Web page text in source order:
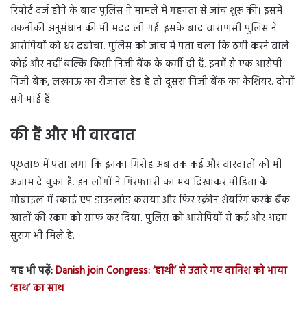
रिपोर्ट दर्ज होने के बाद पुलिस ने मामले में गहनता से जांच शुरू की। इसमें
तकनीकी अनुसंधान की भी मदद ली गई. इसके बाद वाराणसी पुलिस ने
आरोपियों को धर दबोचा. पुलिस को जांच में पता चला कि ठगी करने वाले
कोई और नहीं बल्कि किसी निजी बैंक के कर्मी ही हैं. इनमें से एक आरोपी
निजी बैंक, लखनऊ का रीजनल हेड है तो दूसरा निजी बैंक का कैशियर. दोनों
सगे भाई हैं.
की हैं और भी वारदात
पूछताछ में पता लगा कि इनका गिरोह अब तक कई और वारदातों को भी
अंजाम दे चुका है. इन लोगों ने गिरफ्तारी का भय दिखाकर पीड़िता के
मोबाइल में स्काई एप डाउनलोड कराया और फिर स्क्रीन शेयरिंग करके बैंक
खातों की रकम को साफ कर दिया. पुलिस को आरोपियों से कई और अहम
सुराग भी मिले हैं.
यह भी पढ़ें:Danish join Congress: ‘हाथी’ से उतारे गए दानिश को भाया
‘हाथ’ का साथ